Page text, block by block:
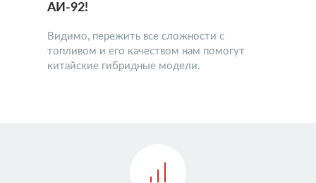
АИ-92!
Видимо, пережить все сложности с
топливом и его качеством нам помогут
китайские гибридные модели.